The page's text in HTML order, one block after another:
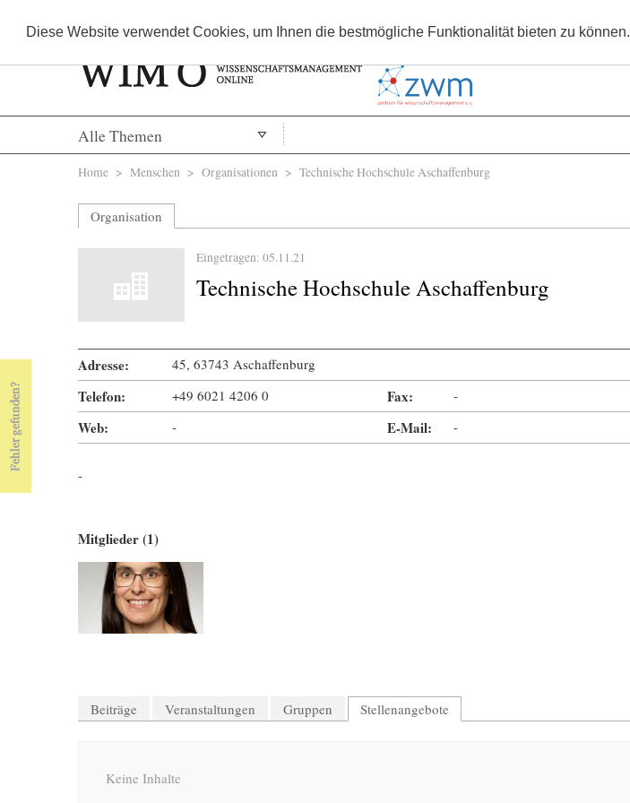
Diese Website verwendet Cookies, um Ihnen die bestmögliche Funktionalität bieten zu können.
Alle Themen
Sie sind hier
Home > Menschen > Organisationen > Technische Hochschule Aschaffenburg
Organisation
Eingetragen: 05.11.21
Technische Hochschule Aschaffenburg
Adresse: 45, 63743 Aschaffenburg
Telefon: +49 6021 4206 0 Fax: -
Web: - E-Mail: -
-
Mitglieder (1)
Beiträge Veranstaltungen Gruppen Stellenangebote
Keine Inhalte